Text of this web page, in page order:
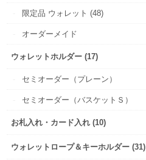
限定品 ウォレット (48)
オーダーメイド
ウォレットホルダー (17)
セミオーダー（プレーン）
セミオーダー（バスケットＳ）
お札入れ・カード入れ (10)
ウォレットロープ＆キーホルダー (31)